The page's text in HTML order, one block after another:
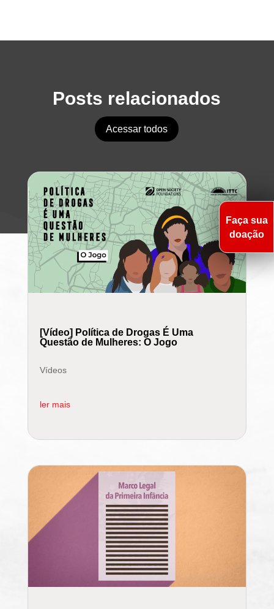
Posts relacionados
Acessar todos
[Vídeo] Política de Drogas É Uma
Questão de Mulheres: O Jogo
Vídeos
ler mais
Faça sua
doação